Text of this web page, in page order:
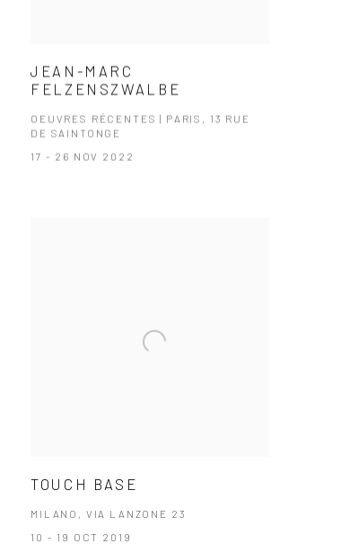
JEAN-MARC
FELZENSZWALBE
OEUVRES RÉCENTES | PARIS, 13 RUE
DE SAINTONGE
17 - 26 NOV 2022
TOUCH BASE
MILANO, VIA LANZONE 23
10 - 19 OCT 2019